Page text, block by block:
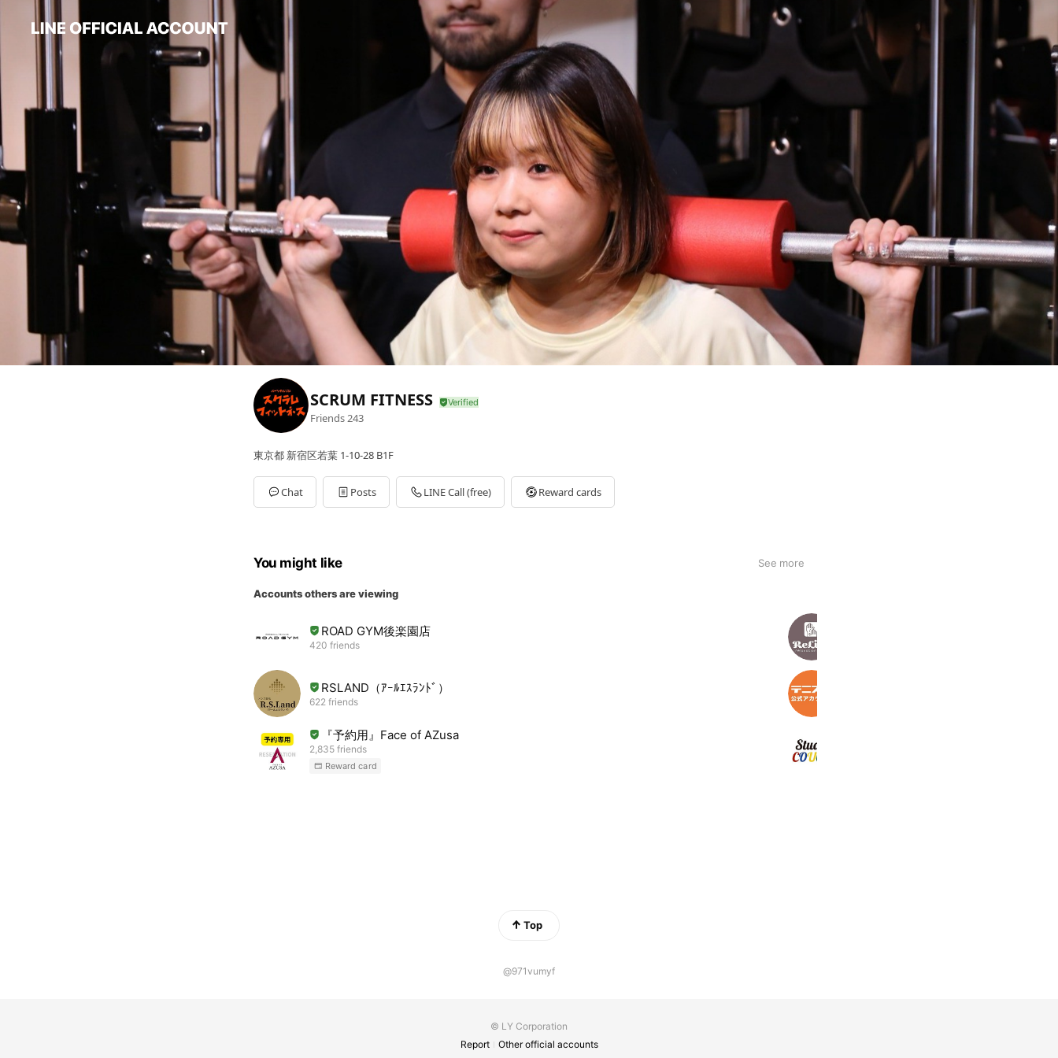
SCRUM FITNESS
Friends 243
東京都 新宿区若葉 1-10-28 B1F
Chat Posts LINE Call (free) Reward cards
You might like See more
Accounts others are viewing
ROAD GYM後楽園店
420 friends
RSLAND（ｱｰﾙｴｽﾗﾝﾄﾞ）
622 friends
『予約用』Face of AZusa
2,835 friends
Reward card
Top
@971vumyf
© LY Corporation
Report
Other official accounts